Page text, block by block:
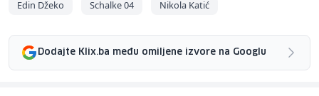
Edin Džeko Schalke 04 Nikola Katić
Dodajte Klix.ba među omiljene izvore na Googlu